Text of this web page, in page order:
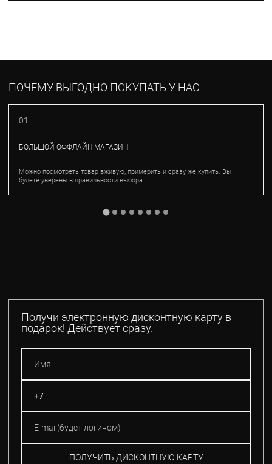
ПОЧЕМУ ВЫГОДНО ПОКУПАТЬ У НАС
01
БОЛЬШОЙ ОФФЛАЙН МАГАЗИН
Можно посмотреть товар вживую, примерить и сразу же купить. Вы
будете уверены в правильности выбора
Получи электронную дисконтную карту в
подарок! Действует сразу.
ПОЛУЧИТЬ ДИСКОНТНУЮ КАРТУ